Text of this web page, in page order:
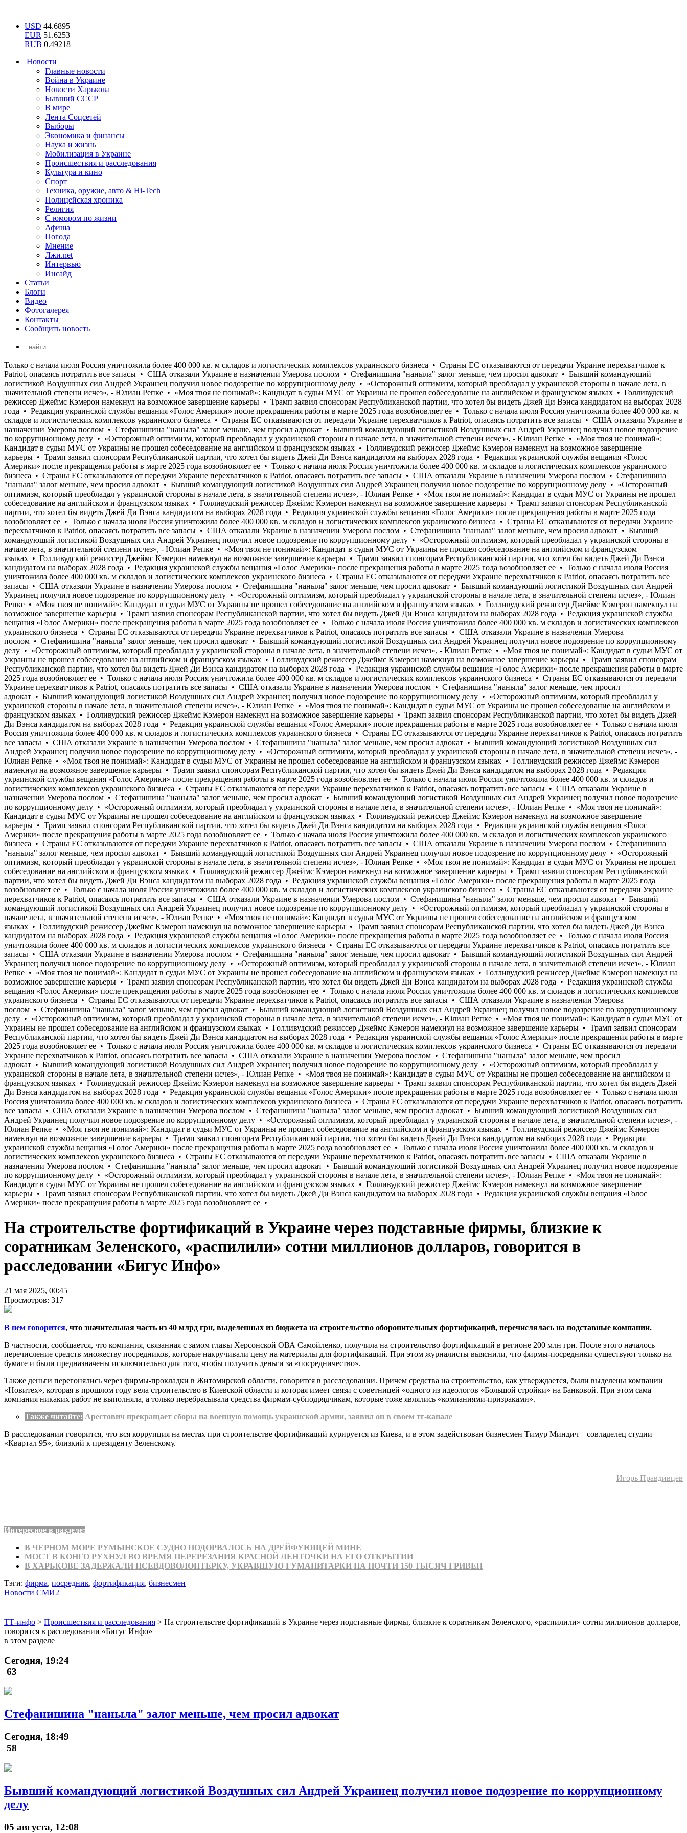
USD 44.6895
EUR 51.6253
RUB 0.49218
Новости
Главные новости
Война в Украине
Новости Харькова
Бывший СССР
В мире
Лента Соцсетей
Выборы
Экономика и финансы
Наука и жизнь
Мобилизация в Украине
Происшествия и расследования
Культура и кино
Спорт
Техника, оружие, авто & Hi-Tech
Полицейская хроника
Религия
С юмором по жизни
Афиша
Погода
Мнение
Лжи.net
Интервью
Инсайд
Статьи
Блоги
Видео
Фотогалерея
Контакты
Сообщить новость
Только с начала июля Россия уничтожила более 400 000 кв. м складов и логистических комплексов украинского бизнеса • Страны ЕС отказываются от передачи Украине перехватчиков к Patriot, опасаясь потратить все запасы • США отказали Украине в назначении Умерова послом • Стефанишина "наныла" залог меньше, чем просил адвокат • Бывший командующий логистикой Воздушных сил Андрей Украинец получил новое подозрение по коррупционному делу • «Осторожный оптимизм, который преобладал у украинской стороны в начале лета, в значительной степени исчез», - Юлиан Репке • «Моя твоя не понимай»: Кандидат в судьи МУС от Украины не прошел собеседование на английском и французском языках • Голливудский режиссер Джеймс Кэмерон намекнул на возможное завершение карьеры • Трамп заявил спонсорам Республиканской партии, что хотел бы видеть Джей Ди Вэнса кандидатом на выборах 2028 года • Редакция украинской службы вещания «Голос Америки» после прекращения работы в марте 2025 года возобновляет ее • Только с начала июля Россия уничтожила более 400 000 кв. м складов и логистических комплексов украинского бизнеса • Страны ЕС отказываются от передачи Украине перехватчиков к Patriot, опасаясь потратить все запасы • США отказали Украине в назначении Умерова послом • Стефанишина "наныла" залог меньше, чем просил адвокат • Бывший командующий логистикой Воздушных сил Андрей Украинец получил новое подозрение по коррупционному делу • «Осторожный оптимизм, который преобладал у украинской стороны в начале лета, в значительной степени исчез», - Юлиан Репке • «Моя твоя не понимай»: Кандидат в судьи МУС от Украины не прошел собеседование на английском и французском языках • Голливудский режиссер Джеймс Кэмерон намекнул на возможное завершение карьеры • Трамп заявил спонсорам Республиканской партии, что хотел бы видеть Джей Ди Вэнса кандидатом на выборах 2028 года • Редакция украинской службы вещания «Голос Америки» после прекращения работы в марте 2025 года возобновляет ее • Только с начала июля Россия уничтожила более 400 000 кв. м складов и логистических комплексов украинского бизнеса • Страны ЕС отказываются от передачи Украине перехватчиков к Patriot, опасаясь потратить все запасы • США отказали Украине в назначении Умерова послом • Стефанишина "наныла" залог меньше, чем просил адвокат • Бывший командующий логистикой Воздушных сил Андрей Украинец получил новое подозрение по коррупционному делу • «Осторожный оптимизм, который преобладал у украинской стороны в начале лета, в значительной степени исчез», - Юлиан Репке • «Моя твоя не понимай»: Кандидат в судьи МУС от Украины не прошел собеседование на английском и французском языках • Голливудский режиссер Джеймс Кэмерон намекнул на возможное завершение карьеры • Трамп заявил спонсорам Республиканской партии, что хотел бы видеть Джей Ди Вэнса кандидатом на выборах 2028 года • Редакция украинской службы вещания «Голос Америки» после прекращения работы в марте 2025 года возобновляет ее • Только с начала июля Россия уничтожила более 400 000 кв. м складов и логистических комплексов украинского бизнеса • Страны ЕС отказываются от передачи Украине перехватчиков к Patriot, опасаясь потратить все запасы • США отказали Украине в назначении Умерова послом • Стефанишина "наныла" залог меньше, чем просил адвокат • Бывший командующий логистикой Воздушных сил Андрей Украинец получил новое подозрение по коррупционному делу • «Осторожный оптимизм, который преобладал у украинской стороны в начале лета, в значительной степени исчез», - Юлиан Репке • «Моя твоя не понимай»: Кандидат в судьи МУС от Украины не прошел собеседование на английском и французском языках • Голливудский режиссер Джеймс Кэмерон намекнул на возможное завершение карьеры • Трамп заявил спонсорам Республиканской партии, что хотел бы видеть Джей Ди Вэнса кандидатом на выборах 2028 года • Редакция украинской службы вещания «Голос Америки» после прекращения работы в марте 2025 года возобновляет ее • Только с начала июля Россия уничтожила более 400 000 кв. м складов и логистических комплексов украинского бизнеса • Страны ЕС отказываются от передачи Украине перехватчиков к Patriot, опасаясь потратить все запасы • США отказали Украине в назначении Умерова послом • Стефанишина "наныла" залог меньше, чем просил адвокат • Бывший командующий логистикой Воздушных сил Андрей Украинец получил новое подозрение по коррупционному делу • «Осторожный оптимизм, который преобладал у украинской стороны в начале лета, в значительной степени исчез», - Юлиан Репке • «Моя твоя не понимай»: Кандидат в судьи МУС от Украины не прошел собеседование на английском и французском языках • Голливудский режиссер Джеймс Кэмерон намекнул на возможное завершение карьеры • Трамп заявил спонсорам Республиканской партии, что хотел бы видеть Джей Ди Вэнса кандидатом на выборах 2028 года • Редакция украинской службы вещания «Голос Америки» после прекращения работы в марте 2025 года возобновляет ее • Только с начала июля Россия уничтожила более 400 000 кв. м складов и логистических комплексов украинского бизнеса • Страны ЕС отказываются от передачи Украине перехватчиков к Patriot, опасаясь потратить все запасы • США отказали Украине в назначении Умерова послом • Стефанишина "наныла" залог меньше, чем просил адвокат • Бывший командующий логистикой Воздушных сил Андрей Украинец получил новое подозрение по коррупционному делу • «Осторожный оптимизм, который преобладал у украинской стороны в начале лета, в значительной степени исчез», - Юлиан Репке • «Моя твоя не понимай»: Кандидат в судьи МУС от Украины не прошел собеседование на английском и французском языках • Голливудский режиссер Джеймс Кэмерон намекнул на возможное завершение карьеры • Трамп заявил спонсорам Республиканской партии, что хотел бы видеть Джей Ди Вэнса кандидатом на выборах 2028 года • Редакция украинской службы вещания «Голос Америки» после прекращения работы в марте 2025 года возобновляет ее • Только с начала июля Россия уничтожила более 400 000 кв. м складов и логистических комплексов украинского бизнеса • Страны ЕС отказываются от передачи Украине перехватчиков к Patriot, опасаясь потратить все запасы • США отказали Украине в назначении Умерова послом • Стефанишина "наныла" залог меньше, чем просил адвокат • Бывший командующий логистикой Воздушных сил Андрей Украинец получил новое подозрение по коррупционному делу • «Осторожный оптимизм, который преобладал у украинской стороны в начале лета, в значительной степени исчез», - Юлиан Репке • «Моя твоя не понимай»: Кандидат в судьи МУС от Украины не прошел собеседование на английском и французском языках • Голливудский режиссер Джеймс Кэмерон намекнул на возможное завершение карьеры • Трамп заявил спонсорам Республиканской партии, что хотел бы видеть Джей Ди Вэнса кандидатом на выборах 2028 года • Редакция украинской службы вещания «Голос Америки» после прекращения работы в марте 2025 года возобновляет ее • Только с начала июля Россия уничтожила более 400 000 кв. м складов и логистических комплексов украинского бизнеса • Страны ЕС отказываются от передачи Украине перехватчиков к Patriot, опасаясь потратить все запасы • США отказали Украине в назначении Умерова послом • Стефанишина "наныла" залог меньше, чем просил адвокат • Бывший командующий логистикой Воздушных сил Андрей Украинец получил новое подозрение по коррупционному делу • «Осторожный оптимизм, который преобладал у украинской стороны в начале лета, в значительной степени исчез», - Юлиан Репке • «Моя твоя не понимай»: Кандидат в судьи МУС от Украины не прошел собеседование на английском и французском языках • Голливудский режиссер Джеймс Кэмерон намекнул на возможное завершение карьеры • Трамп заявил спонсорам Республиканской партии, что хотел бы видеть Джей Ди Вэнса кандидатом на выборах 2028 года • Редакция украинской службы вещания «Голос Америки» после прекращения работы в марте 2025 года возобновляет ее • Только с начала июля Россия уничтожила более 400 000 кв. м складов и логистических комплексов украинского бизнеса • Страны ЕС отказываются от передачи Украине перехватчиков к Patriot, опасаясь потратить все запасы • США отказали Украине в назначении Умерова послом • Стефанишина "наныла" залог меньше, чем просил адвокат • Бывший командующий логистикой Воздушных сил Андрей Украинец получил новое подозрение по коррупционному делу • «Осторожный оптимизм, который преобладал у украинской стороны в начале лета, в значительной степени исчез», - Юлиан Репке • «Моя твоя не понимай»: Кандидат в судьи МУС от Украины не прошел собеседование на английском и французском языках • Голливудский режиссер Джеймс Кэмерон намекнул на возможное завершение карьеры • Трамп заявил спонсорам Республиканской партии, что хотел бы видеть Джей Ди Вэнса кандидатом на выборах 2028 года • Редакция украинской службы вещания «Голос Америки» после прекращения работы в марте 2025 года возобновляет ее • Только с начала июля Россия уничтожила более 400 000 кв. м складов и логистических комплексов украинского бизнеса • Страны ЕС отказываются от передачи Украине перехватчиков к Patriot, опасаясь потратить все запасы • США отказали Украине в назначении Умерова послом • Стефанишина "наныла" залог меньше, чем просил адвокат • Бывший командующий логистикой Воздушных сил Андрей Украинец получил новое подозрение по коррупционному делу • «Осторожный оптимизм, который преобладал у украинской стороны в начале лета, в значительной степени исчез», - Юлиан Репке • «Моя твоя не понимай»: Кандидат в судьи МУС от Украины не прошел собеседование на английском и французском языках • Голливудский режиссер Джеймс Кэмерон намекнул на возможное завершение карьеры • Трамп заявил спонсорам Республиканской партии, что хотел бы видеть Джей Ди Вэнса кандидатом на выборах 2028 года • Редакция украинской службы вещания «Голос Америки» после прекращения работы в марте 2025 года возобновляет ее •
На строительстве фортификаций в Украине через подставные фирмы, близкие к
соратникам Зеленского, «распилили» сотни миллионов долларов, говорится в
расследовании «Бигус Инфо»
21 мая 2025, 00:45
Просмотров: 317
В нем говорится, что значительная часть из 40 млрд грн, выделенных из бюджета на строительство оборонительных фортификаций, перечислялась на подставные компании.
В частности, сообщается, что компания, связанная с замом главы Херсонской ОВА Самойленко, получила на строительство фортификаций в регионе 200 млн грн. После этого началось
перечисление средств множеству посредников, которые накручивали цену на материалы для фортификаций. При этом журналисты выяснили, что фирмы-посредники существуют только на
бумаге и были предназначены исключительно для того, чтобы получить деньги за «посредничество».
Также деньги перегонялись через фирмы-прокладки в Житомирской области, говорится в расследовании. Причем средства на строительство, как утверждается, были выделены компании
«Новитех», которая в прошлом году вела строительство в Киевской области и которая имеет связи с советницей «одного из идеологов «Большой стройки» на Банковой. При этом сама
компания никаких работ не выполняла, а только перебрасывала средства фирмам-субподрядчикам, которые тоже являлись «компаниями-призраками».
Также читайте: Арестович прекращает сборы на военную помощь украинской армии, заявил он в своем тг-канале
В расследовании говорится, что вся коррупция на местах при строительстве фортификаций курируется из Киева, и в этом задействован бизнесмен Тимур Миндич – совладелец студии
«Квартал 95», близкий к президенту Зеленскому.
Игорь Правдивцев
Интересное в разделе:
В ЧЕРНОМ МОРЕ РУМЫНСКОЕ СУДНО ПОДОРВАЛОСЬ НА ДРЕЙФУЮЩЕЙ МИНЕ
МОСТ В КОНГО РУХНУЛ ВО ВРЕМЯ ПЕРЕРЕЗАНИЯ КРАСНОЙ ЛЕНТОЧКИ НА ЕГО ОТКРЫТИИ
В ХАРЬКОВЕ ЗАДЕРЖАЛИ ПСЕВДОВОЛОНТЕРКУ, УКРАВШУЮ ГУМАНИТАРКИ НА ПОЧТИ 150 ТЫСЯЧ ГРИВЕН
Тэги: фирма, посредник, фортификация, бизнесмен
Новости СМИ2
ТТ-инфо > Происшествия и расследования > На строительстве фортификаций в Украине через подставные фирмы, близкие к соратникам Зеленского, «распилили» сотни миллионов долларов,
говорится в расследовании «Бигус Инфо»
в этом разделе
Сегодня, 19:24
63
Стефанишина "наныла" залог меньше, чем просил адвокат
Сегодня, 18:49
58
Бывший командующий логистикой Воздушных сил Андрей Украинец получил новое подозрение по коррупционному
делу
05 августа, 12:08